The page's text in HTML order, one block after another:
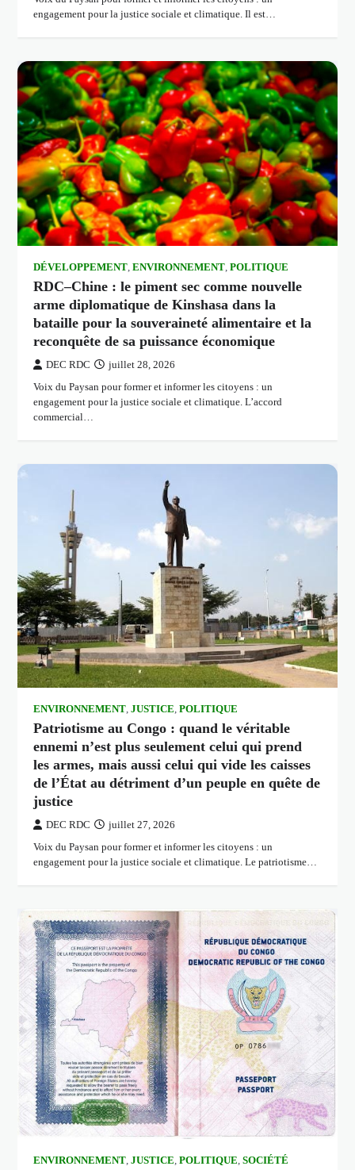
engagement pour la justice sociale et climatique. Il est…
DÉVELOPPEMENT,ENVIRONNEMENT,POLITIQUE
RDC–Chine : le piment sec comme nouvelle
arme diplomatique de Kinshasa dans la
bataille pour la souveraineté alimentaire et la
reconquête de sa puissance économique
DEC RDC juillet 28, 2026
Voix du Paysan pour former et informer les citoyens : un
engagement pour la justice sociale et climatique. L’accord
commercial…
ENVIRONNEMENT,JUSTICE,POLITIQUE
Patriotisme au Congo : quand le véritable
ennemi n’est plus seulement celui qui prend
les armes, mais aussi celui qui vide les caisses
de l’État au détriment d’un peuple en quête de
justice
DEC RDC juillet 27, 2026
Voix du Paysan pour former et informer les citoyens : un
engagement pour la justice sociale et climatique. Le patriotisme…
ENVIRONNEMENT,JUSTICE,POLITIQUE,SOCIÉTÉ